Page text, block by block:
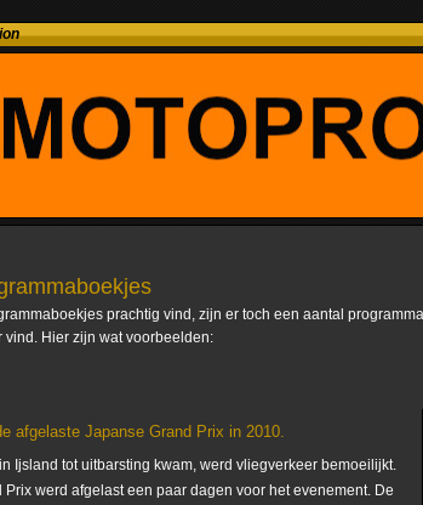
prachtig vind, zijn er toch een aantal
vind. Hier zijn wat voorbeelden:
afgelaste Japanse Grand Prix in 2010.
Ijsland tot uitbarsting kwam, werd vliegverkeer bemoeilijkt.
Prix werd afgelast een paar dagen voor het evenement. De